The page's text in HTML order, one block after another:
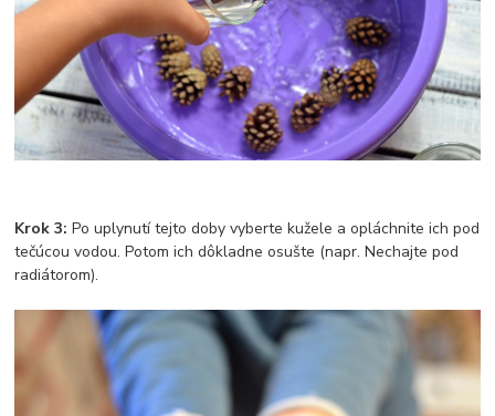
Krok 3:Po uplynutí tejto doby vyberte kužele a opláchnite ich pod
tečúcou vodou. Potom ich dôkladne osušte (napr. Nechajte pod
radiátorom).